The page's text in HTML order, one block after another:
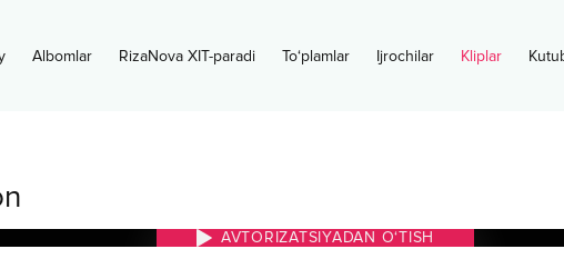
Albomlar RizaNova XIT-paradi To‘plamlar Ijrochilar Kliplar
AVTORIZATSIYADAN O‘TISH